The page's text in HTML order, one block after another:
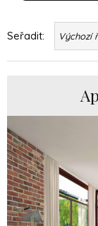
Seřadit: Výchozí